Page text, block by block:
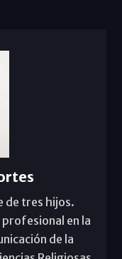
de tres hijos.
en la
de la